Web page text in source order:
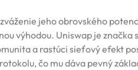
jeho obrovského
výhodou. Uniswap je
a rastúci sieťový efekt
čo mu dáva pevný